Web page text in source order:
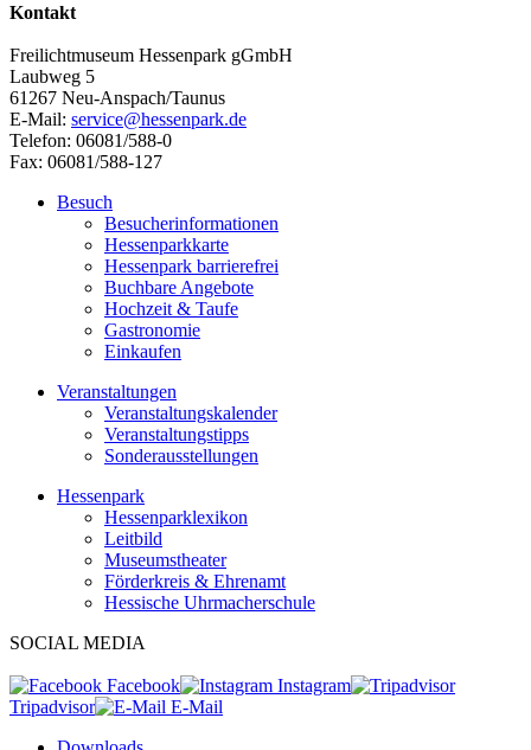
Kontakt
Freilichtmuseum Hessenpark gGmbH
Laubweg 5
61267 Neu-Anspach/Taunus
E-Mail: service@hessenpark.de
Telefon: 06081/588-0
Fax: 06081/588-127
Besuch
Besucherinformationen
Hessenparkkarte
Hessenpark barrierefrei
Buchbare Angebote
Hochzeit & Taufe
Gastronomie
Einkaufen
Veranstaltungen
Veranstaltungskalender
Veranstaltungstipps
Sonderausstellungen
Hessenpark
Hessenparklexikon
Leitbild
Museumstheater
Förderkreis & Ehrenamt
Hessische Uhrmacherschule
SOCIAL MEDIA
Facebook
Instagram
Tripadvisor
E-Mail